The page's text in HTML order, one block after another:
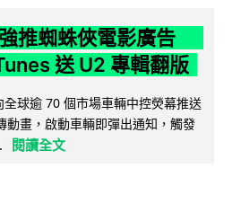
推蜘蛛俠電影廣告
送 U2 專輯翻版
球逾 70 個市場車輛中控熒幕推送
動畫，啟動車輛即彈出通知，觸發
閱讀全文